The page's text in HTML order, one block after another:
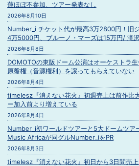
蓮ほぼ不参加、ツアー発表なし
2026年8月10日
Number_i チケット代が最高3万2800円！旧
4万5000円、ブルーノ・マーズは15万円/ 滝
2026年8月8日
DOMOTOの東阪ドーム公演はオーケストラ
原盤権（音源権利）を譲ってもらえていない
2026年8月4日
timelesz『消えない花火』初週売上は前作比
ー加入前より増えている
2026年8月4日
Number_i初ワールドツアーと5大ドームツア
Music Africaが同グルNumber_iをPR
2026年8月3日
timelesz『消えない花火』初日から3日間売